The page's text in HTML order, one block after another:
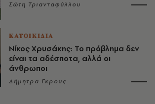
Σώτη Τριανταφύλλου
ΚΑΤΟΙΚΙΔΙΑ
Νίκος Χρυσάκης: Το πρόβλημα δεν
είναι τα αδέσποτα, αλλά οι
άνθρωποι
Δήμητρα Γκρους